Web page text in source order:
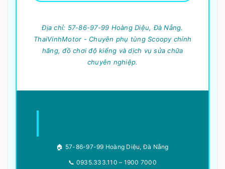
Địa chỉ: 57-86-97-99 Hoàng Diệu, Đà Nẵng.
ThaiVinhMotor - Chuyên phụ tùng Scoopy chính
hãng, đồ chơi độ kiểng và dịch vụ sửa chữa
chuyên nghiệp.
🏠 57-86-97-99 Hoàng Diệu, Đà Nẵng
📞 0935.333.110 – 1900 7000